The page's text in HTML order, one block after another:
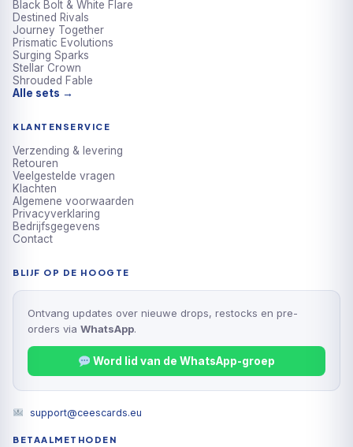
Black Bolt & White Flare
Destined Rivals
Journey Together
Prismatic Evolutions
Surging Sparks
Stellar Crown
Shrouded Fable
Alle sets →
KLANTENSERVICE
Verzending & levering
Retouren
Veelgestelde vragen
Klachten
Algemene voorwaarden
Privacyverklaring
Bedrijfsgegevens
Contact
BLIJF OP DE HOOGTE
Ontvang updates over nieuwe drops, restocks en pre-
orders via WhatsApp
Word lid van de WhatsApp-groep
support@ceescards.eu
BETAALMETHODEN